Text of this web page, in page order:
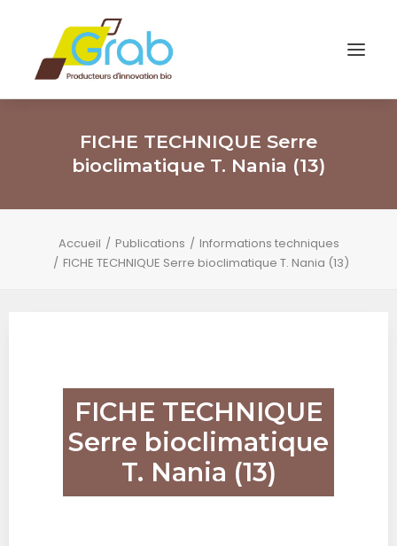
FICHE TECHNIQUE Serre
bioclimatique T. Nania (13)
Accueil Publications
Informations techniques
FICHE TECHNIQUE Serre bioclimatique T. Nania (13)
FICHE TECHNIQUE
Serre bioclimatique
T. Nania (13)